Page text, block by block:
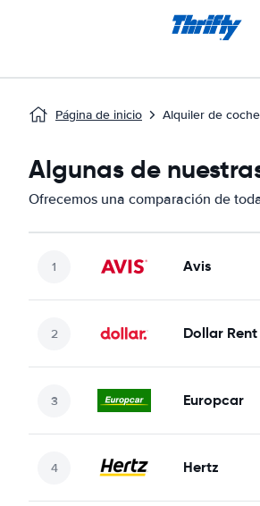
Página de inicio Alquiler de
Algunas de
Ofrecemos una comparación de
Avis
Dollar
Europcar
Hertz